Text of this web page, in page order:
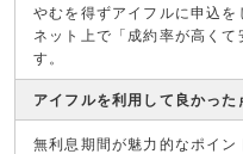
やむを得ずアイフルに申込を
ネット上で「成約率が高く
す。
アイフルを利用して良かった
無利息期間が魅力的なポイ